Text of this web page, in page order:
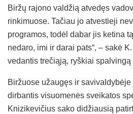
Biržų rajono valdžią atvedęs
rinkimuose. Tačiau jo atvestieji
programos, todėl dabar jis ketina
nedaro, imi ir darai pats“, – sakė
vedantis trečiąją, ryškiai spalvingą
Biržuose užaugęs ir
dirbantis visuomenės sveikatos
Knizikevičius sako didžiausią